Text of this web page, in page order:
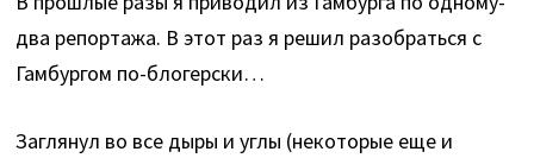
два репортажа. В этот раз я решил разобраться с
Гамбургом по-блогерски…
Заглянул во все дыры и углы (некоторые еще и